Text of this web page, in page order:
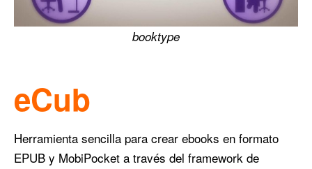
booktype
eCub
Herramienta sencilla para crear ebooks en formato
EPUB y MobiPocket a través del framework de